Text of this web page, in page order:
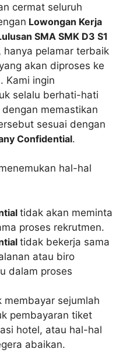
cermat seluruh
Lowongan Kerja
SMA SMK D3 S1
hanya pelamar terbaik
akan diproses ke
Kami ingin
selalu berhati-hati
memastikan
sesuai dengan
Confidential.
hal-hal
tidak akan meminta
proses rekrutmen.
tidak bekerja sama
atau biro
dalam proses
sejumlah
pembayaran tiket
hotel, atau hal-hal
abaikan.